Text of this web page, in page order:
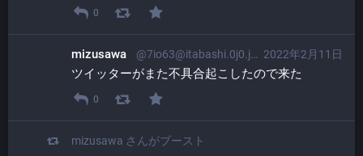
0
2022年2月11日
mizusawa @7io63@itabashi.0j0.jp
ツイッターがまた不具合起こしたので来た
0
mizusawa さんがブースト